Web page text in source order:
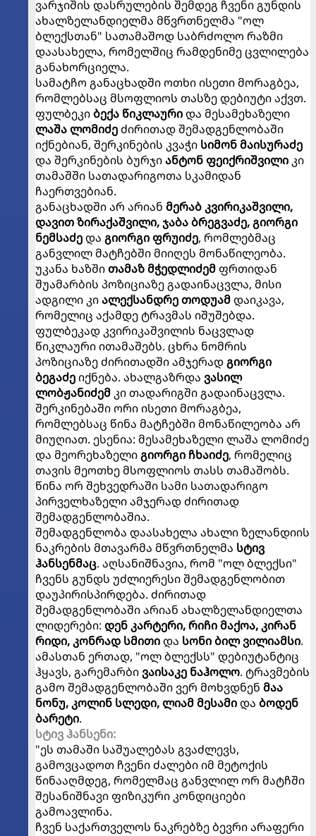
ვარჯიშის დასრულების შემდეგ ჩვენი გუნდის
ახალზელანდიელმა მწვრთნელმა "ოლ
ბლექსთან" სათამაშოდ საბრძოლო რაზმი
დაასახელა, რომელშიც რამდენიმე ცვლილება
განახორციელა.
სამატჩო განაცხადში ოთხი ისეთი მორაგბეა,
რომლებსაც მსოფლიოს თასზე დებიუტი აქვთ.
ფულბეკიბექა წიკლაურიდა მესამეხაზელი
ლაშა ლომიძეძირითად შემადგენლობაში
იქნებიან, შერკინების კვაჭი სიმონ მაისურაძე
და შერკინების ბურჯიანტონ ფეიქრიშვილიკი
თამაშში სათადარიგოთა სკამიდან
ჩაერთვებიან.
განაცხადში არ არიან მერაბ კვირიკაშვილი,
დავით ზირაქაშვილი, ჯაბა ბრეგვაძე, გიორგი
ნემსაძედა გიორგი ფრუიძე, რომლებმაც
განვლილ მატჩებში მიიღეს მონაწილეობა.
უკანა ხაზშითამაზ მჭედლიძემ ფრთიდან
შუამარბის პოზიციაზე გადაინაცვლა, მისი
ადგილი კიალექსანდრე თოდუამდაიკავა,
რომელიც აქამდე ტრავმას იშუშებდა.
ფულბეკად კვირიკაშვილის ნაცვლად
წიკლაური ითამაშებს. ცხრა ნომრის
პოზიციაზე ძირითადში ამჯერადგიორგი
ბეგაძეიქნება. ახალგაზრდა ვასილ
ლობჟანიძემკი თადარიგში გადაინაცვლა.
შერკინებაში ორი ისეთი მორაგბეა,
რომლებსაც წინა მატჩებში მონაწილეობა არ
მიუღიათ. ესენია: მესამეხაზელი ლაშა ლომიძე
და მეორეხაზელიგიორგი ჩხაიძე, რომელიც
თავის მეოთხე მსოფლიოს თასს თამაშობს.
წინა ორ შეხვედრაში სამი სათადარიგო
პირველხაზელი ამჯერად ძირითად
შემადგენლობაშია.
შემადგენლობა დაასახელა ახალი ზელანდიის
ნაკრების მთავარმა მწვრთნელმა სტივ
ჰანსენმაც. აღსანიშნავია, რომ "ოლ ბლექსი"
ჩვენს გუნდს უძლიერესი შემადგენლობით
დაუპირისპირდება. ძირითად
შემადგენლობაში არიან ახალზელანდიელთა
ლიდერები: დენ კარტერი, რიჩი მაქოა, კირან
რიდი, კონრად სმითიდა სონი ბილ ვილიამსი.
ამასთან ერთად, "ოლ ბლექსს" დებიუტანტიც
ჰყავს, გარემარბივაისაკე ნაჰოლო. ტრავმების
გამო შემადგენლობაში ვერ მოხვდნენ მაა
ნონუ, კოლინ სლედი, ლიამ მესამიდა ბოდენ
ბარეტი.
სტივ ჰანსენი:
"ეს თამაში საშუალებას გვაძლევს,
გამოვცადოთ ჩვენი ძალები იმ მეტოქის
წინააღმდეგ, რომელმაც განვლილ ორ მატჩში
შესანიშნავი ფიზიკური კონდიციები
გამოავლინა.
ჩვენ საქართველოს ნაკრებზე ბევრი არაფერი